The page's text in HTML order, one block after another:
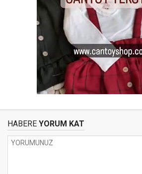
HABERE YORUM KAT